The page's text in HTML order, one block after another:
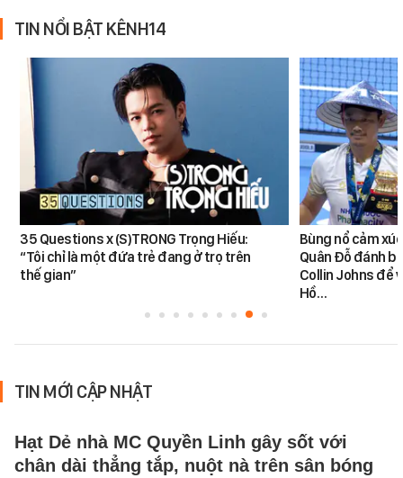
TIN NỔI BẬT KÊNH14
35 Questions x (S)TRONG Trọng Hiếu:
“Tôi chỉ là một đứa trẻ đang ở trọ trên
thế gian”
Bùng nổ cảm
Quân Đỗ đánh
Collin Johns để
Hồ…
TIN MỚI CẬP NHẬT
Hạt Dẻ nhà MC Quyền Linh gây sốt với
chân dài thẳng tắp, nuột nà trên sân bóng